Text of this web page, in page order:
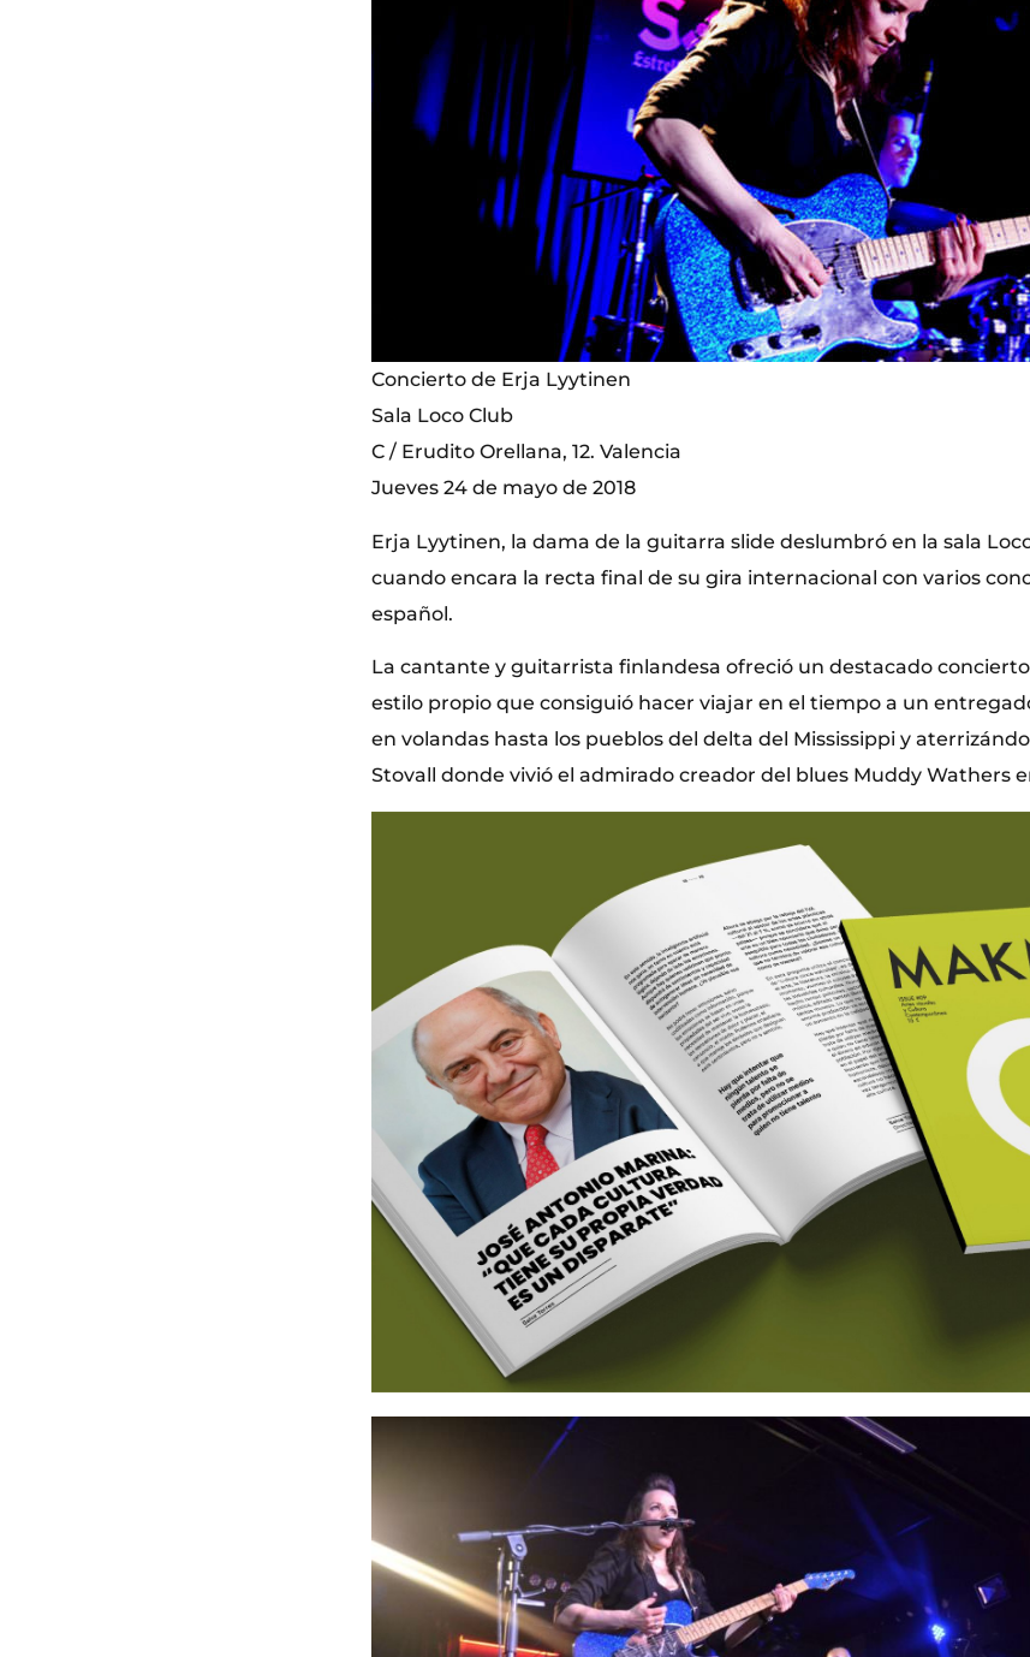
Concierto de Erja Lyytinen
Sala Loco Club
C / Erudito Orellana, 12. Valencia
Jueves 24 de mayo de 2018
Erja Lyytinen, la dama de la guitarra slide deslumbró en la sala
cuando encara la recta final de su gira internacional con varios
español.
La cantante y guitarrista finlandesa ofreció un destacado
estilo propio que consiguió hacer viajar en el tiempo a un
en volandas hasta los pueblos del delta del Mississippi y
Stovall donde vivió el admirado creador del blues Muddy Wathers